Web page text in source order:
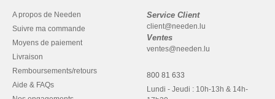
A propos de Needen
Suivre ma commande
Moyens de paiement
Livraison
Remboursements/retours
Aide & FAQs
Service Client
client@needen.lu
Ventes
ventes@needen.lu
800 81 633
Lundi - Jeudi : 10h-13h & 14h-